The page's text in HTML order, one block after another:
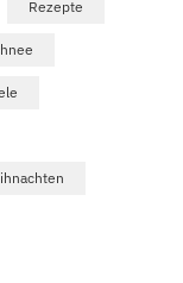
Rezepte